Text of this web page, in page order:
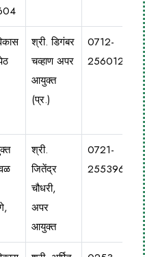
श्री. डिगंबर
चव्हाण अपर
आयुक्त
(प्र.)
0712-
2560127
श्री.
जितेंद्र
चौधरी,
अपर
आयुक्त
0721-
2553966